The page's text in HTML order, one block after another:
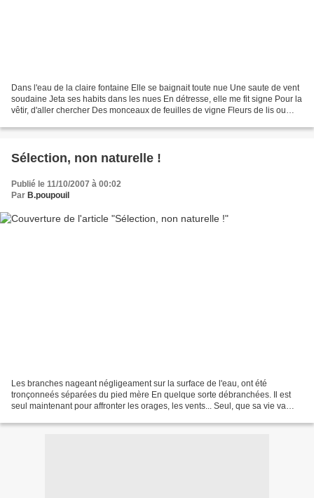
Dans l'eau de la claire fontaine Elle se baignait toute nue Une saute de vent
soudaine Jeta ses habits dans les nues En détresse, elle me fit signe Pour la
vêtir, d'aller chercher Des monceaux de feuilles de vigne Fleurs de lis ou
Sélection, non naturelle !
Publié le 11/10/2007 à 00:02
Par B.poupouil
Les branches nageant négligeament sur la surface de l'eau, ont été
tronçonneés séparées du pied mère En quelque sorte débranchées. Il est
seul maintenant pour affronter les orages, les vents... Seul, que sa vie va